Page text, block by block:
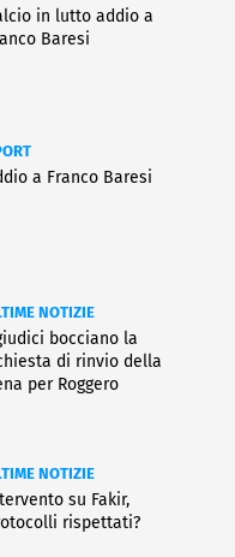
in lutto addio a
Baresi
a Franco Baresi
NOTIZIE
bocciano la
di rinvio della
per Roggero
NOTIZIE
su Fakir,
rispettati?